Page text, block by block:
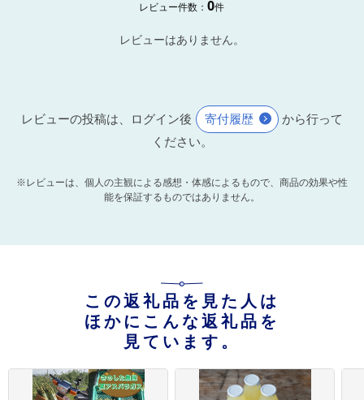
レビュー件数：0件
レビューはありません。
レビューの投稿は、ログイン後 寄付履歴
から行って
ください。
※レビューは、個人の主観による感想・体感によるもので、商品の効果や性
能を保証するものではありません。
この返礼品を見た人は
ほかにこんな返礼品を
見ています。